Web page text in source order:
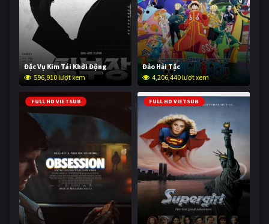
Đặc Vụ Kim Tái Khởi Động
596,910 lượt xem
Đảo Hải Tặc
4,206,440 lượt xem
FULL HD VIETSUB FULL HD VIETSUB